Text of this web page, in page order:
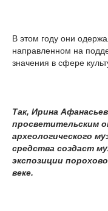
В этом году они
направленном на
значения в сфере
Так, Ирина
просветительским
археологического
средства создаст
экспозиции
веке.